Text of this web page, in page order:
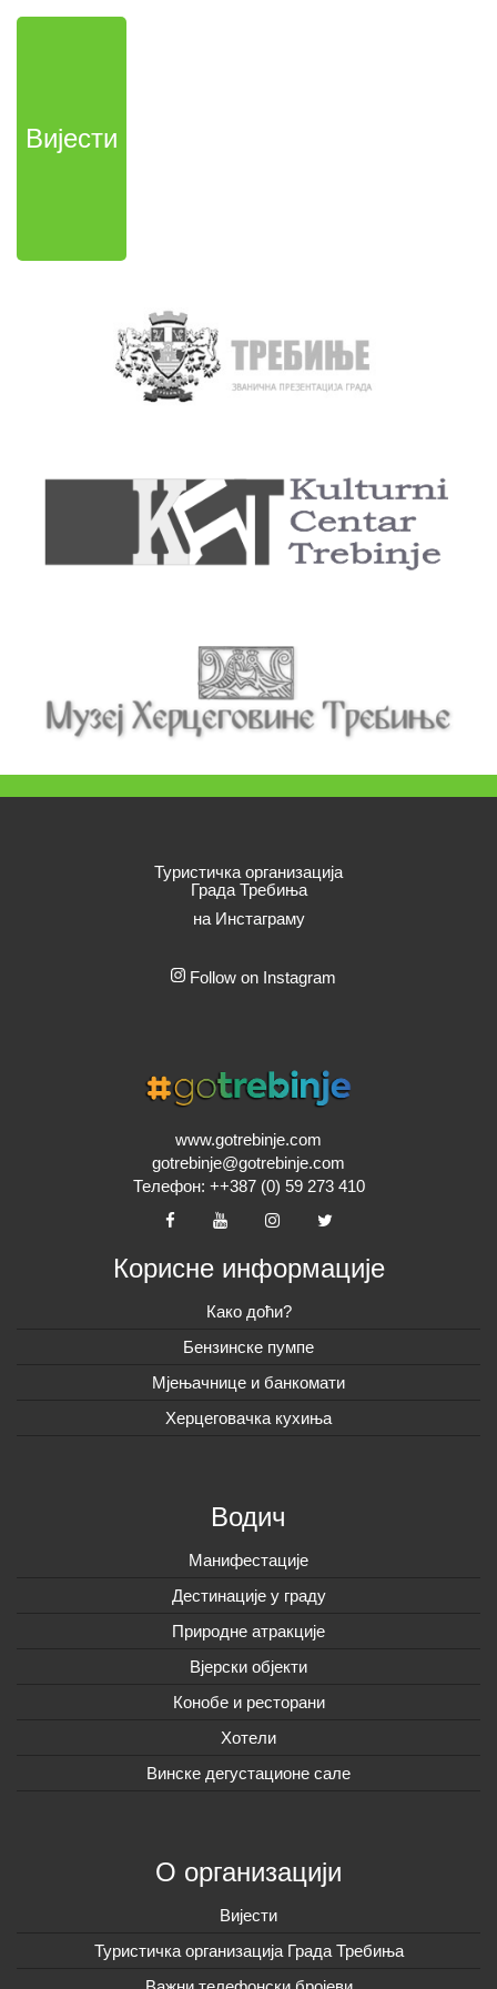
Вијести
Туристичка организација
Града Требиња
на Инстаграму
Follow on Instagram
www.gotrebinje.com
gotrebinje@gotrebinje.com
Телефон: ++387 (0) 59 273 410
Корисне информације
Како доћи?
Бензинске пумпе
Мјењачнице и банкомати
Херцеговачка кухиња
Водич
Манифестације
Дестинације у граду
Природне атракције
Вјерски објекти
Конобе и ресторани
Хотели
Винске дегустационе сале
О организацији
Вијeсти
Туристичка организација Града Требиња